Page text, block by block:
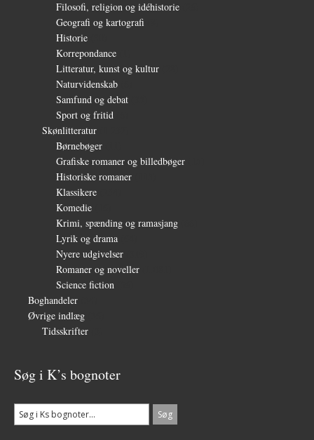
Filosofi, religion og idéhistorie
Geografi og kartografi
Historie
Korrepondance
Litteratur, kunst og kultur
Naturvidenskab
Samfund og debat
Sport og fritid
Skønlitteratur
Børnebøger
Grafiske romaner og billedbøger
Historiske romaner
Klassikere
Komedie
Krimi, spænding og ramasjang
Lyrik og drama
Nyere udgivelser
Romaner og noveller
Science fiction
Boghandeler
Øvrige indlæg
Tidsskrifter
Søg i K’s bognoter